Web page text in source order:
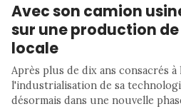
Avec son camion
sur une production
locale
Après plus de dix ans consacrés
l'industrialisation de sa
désormais dans une nouvelle